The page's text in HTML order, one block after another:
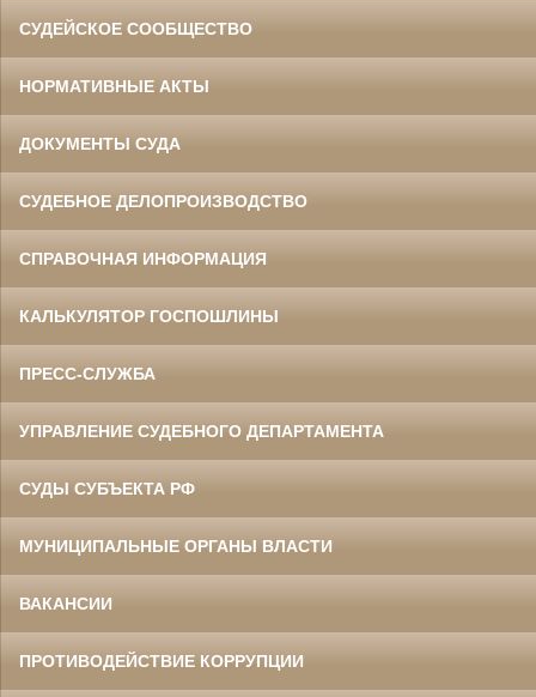
СУДЕЙСКОЕ СООБЩЕСТВО
НОРМАТИВНЫЕ АКТЫ
ДОКУМЕНТЫ СУДА
СУДЕБНОЕ ДЕЛОПРОИЗВОДСТВО
СПРАВОЧНАЯ ИНФОРМАЦИЯ
КАЛЬКУЛЯТОР ГОСПОШЛИНЫ
ПРЕСС-СЛУЖБА
УПРАВЛЕНИЕ СУДЕБНОГО ДЕПАРТАМЕНТА
СУДЫ СУБЪЕКТА РФ
МУНИЦИПАЛЬНЫЕ ОРГАНЫ ВЛАСТИ
ВАКАНСИИ
ПРОТИВОДЕЙСТВИЕ КОРРУПЦИИ